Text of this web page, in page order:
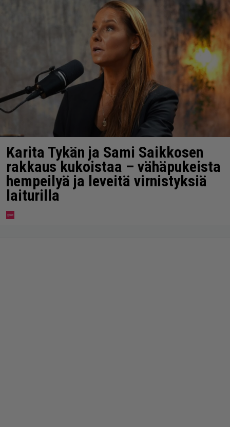
Karita Tykän ja Sami Saikkosen
rakkaus kukoistaa – vähäpukeista
hempeilyä ja leveitä virnistyksiä
laiturilla